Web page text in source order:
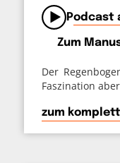
Podcast
Zum
Der
Faszination
zum